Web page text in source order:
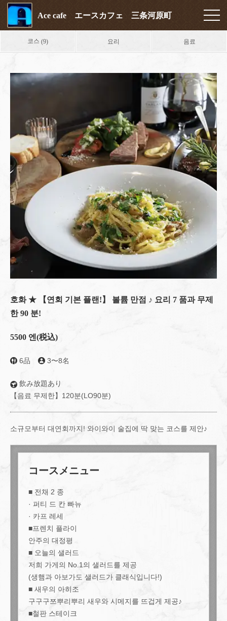
Ace cafe エースカフェ 三条河原町
코스 (9) 요리 음료
호화 ★ 【연회 기본 플랜!】 볼륨 만점 ♪ 요리 7 품과 무제
한 90 분!
5500 엔 (税込)
6品 3〜8名
飲み放題あり
【음료 무제한】120분(LO90분)
소규모부터 대연회까지! 와이와이 술집에 딱 맞는 코스를 제안♪
コースメニュー
■ 전채 2 종
· 퍼티 드 칸 빠뉴
· 카프 레세
■프렌치 플라이
안주의 대정평
■ 오늘의 샐러드
저희 가게의 No.1의 샐러드를 제공
(생햄과 아보가도 샐러드가 클래식입니다!)
■ 새우의 아히조
구구구쯔뿌리뿌리 새우와 시메지를 뜨겁게 제공♪
■철판 스테이크